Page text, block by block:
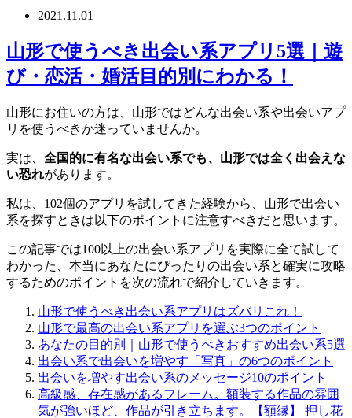
2021.11.01
山形で使うべき出会い系アプリ5選｜遊
び・恋活・婚活目的別にわかる！
山形にお住いの方は、山形ではどんな出会い系や出会いアプ
リを使うべきか迷っていませんか。
実は、 全国的に有名な出会い系でも、山形では全く出会えな
い恐れがあります。
私は、102個のアプリを試してきた経験から、山形で出会い
系を探すときは以下のポイントに注意すべきだと思います。
この記事では100以上の出会い系アプリを実際に全て試して
わかった、本当にあなたにぴったりの出会い系と確実に攻略
するためのポイントを次の流れで紹介していきます。
山形で使うべき出会い系アプリはズバリこれ！
山形で最高の出会い系アプリを選ぶ3つのポイント
あなたの目的別｜山形で使うべきおすすめ出会い系5選
出会い系で出会いを増やす「写真」の6つのポイント
出会いを増やす出会い系のメッセージ10のポイント
高級感、存在感があるフレーム。額装する作品の雰囲
気が強いほど、作品が引き立ちます。【額縁】 押し花